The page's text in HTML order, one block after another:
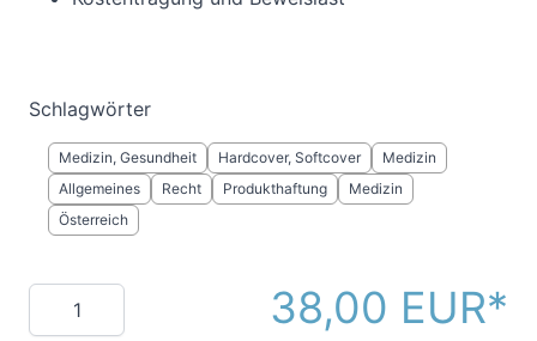
Schlagwörter
Medizin, Gesundheit Hardcover, Softcover
Medizin
Allgemeines
Recht Produkthaftung
Medizin
Österreich
Menge 38,00 EUR